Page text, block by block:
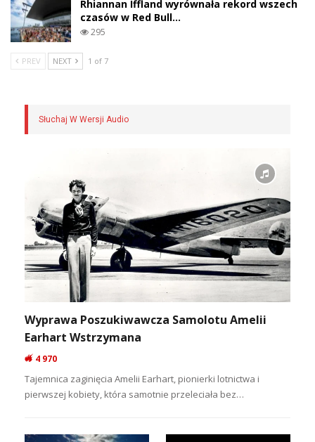
Rhiannan Iffland wyrównała rekord wszech
czasów w Red Bull…
295
PREV NEXT 1 of 7
Słuchaj W Wersji Audio
Wyprawa Poszukiwawcza Samolotu Amelii
Earhart Wstrzymana
4 970
Tajemnica zaginięcia Amelii Earhart, pionierki lotnictwa i
pierwszej kobiety, która samotnie przeleciała bez…